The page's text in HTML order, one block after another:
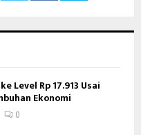
Level Rp 17.913 Usai
Ekonomi
0